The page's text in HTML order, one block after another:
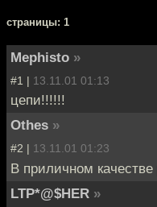
cтраницы: 1
Mephisto »
#1 | 13.11.01 01:13
цепи!!!!!!
Othes »
#2 | 13.11.01 01:23
В приличном качестве
LTP*@$HER »